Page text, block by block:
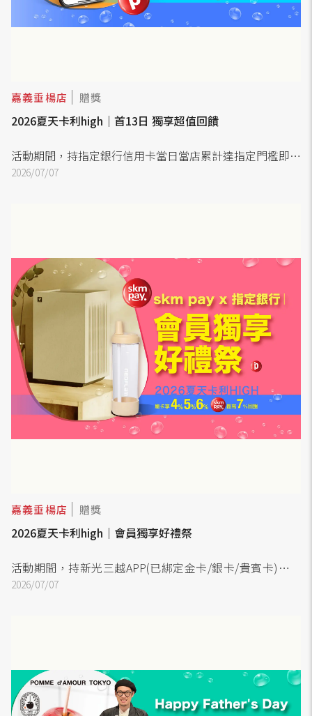
嘉義垂楊店 贈獎
2026夏天卡利high｜首13日 獨享超值回饋
活動期間，持指定銀行信用卡當日當店累計達指定門檻即可
直接回饋「指定金額skm points」乙份。
(交易時限同一會員ID累計消費，達檻後skm points自動增
2026/07/07
嘉義垂楊店 贈獎
2026夏天卡利high｜會員獨享好禮祭
活動期間，持新光三越APP(已綁定金卡/銀卡/貴賓卡)，並
使用skm pay綁定指定銀行信用卡，當日當店單卡刷卡消費
達指定門檻，即可憑新光三越APP及同卡號skm pay條碼至
2026/07/07